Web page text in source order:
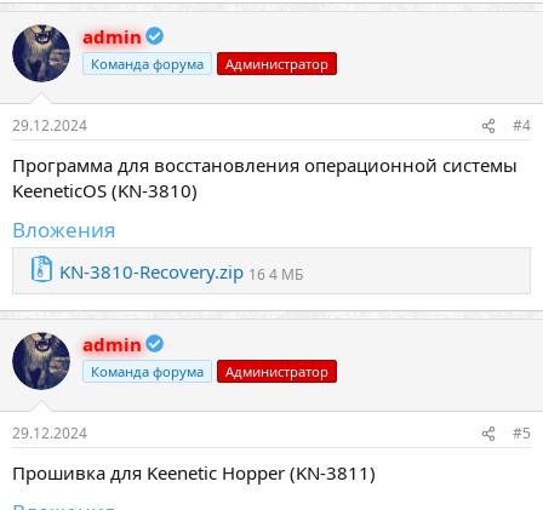
admin
Команда форума Администратор
29.12.2024 #4
Программа для восстановления операционной системы
KeeneticOS (KN-3810)
Вложения
KN-3810-Recovery.zip 16 4 МБ
admin
Команда форума Администратор
29.12.2024 #5
Прошивка для Keenetic Hopper (KN-3811)